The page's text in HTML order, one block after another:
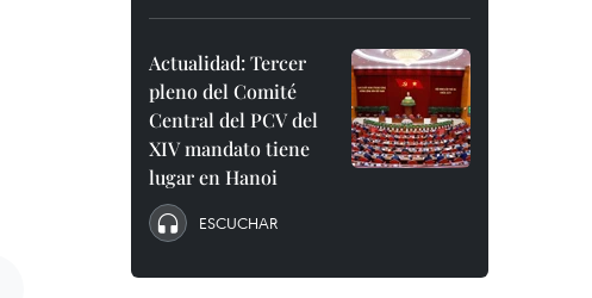
Actualidad: Tercer
pleno del Comité
Central del PCV del
XIV mandato tiene
lugar en Hanoi
ESCUCHAR